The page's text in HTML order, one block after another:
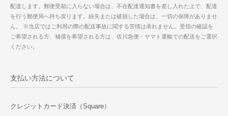
配達します。郵便受箱に入らない場合は、不在配達通知書を差し入れた上で、配達
を行う郵便局へ持ち戻ります。紛失または破損した場合は、一切の保障がありませ
ん。 ※当店ではご利用の際の配送事故に関する苦情は承れません。受領の確認を
ご希望される方、補償を希望される方は、佐川急便・ヤマト運輸での配送をご選択
ください。
支払い方法について
クレジットカード決済（Square）